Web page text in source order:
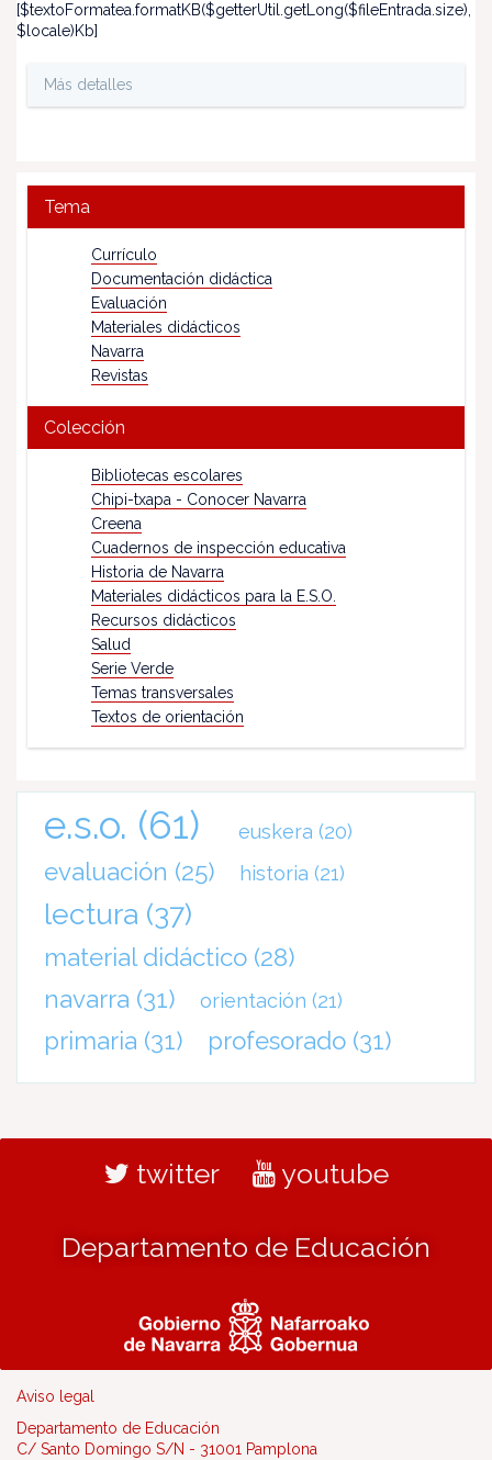
[$textoFormatea.formatKB($getterUtil.getLong($fileEntrada.size),
$locale)Kb]
Más detalles
Tema
Currículo
Documentación didáctica
Evaluación
Materiales didácticos
Navarra
Revistas
Colección
Bibliotecas escolares
Chipi-txapa - Conocer Navarra
Creena
Cuadernos de inspección educativa
Historia de Navarra
Materiales didácticos para la E.S.O.
Recursos didácticos
Salud
Serie Verde
Temas transversales
Textos de orientación
e.s.o. (61) euskera (20)
evaluación (25) historia (21)
lectura (37)
material didáctico (28)
navarra (31) orientación (21)
primaria (31) profesorado (31)
twitter youtube
Departamento de Educación
Aviso legal
Departamento de Educación
C/ Santo Domingo S/N - 31001 Pamplona